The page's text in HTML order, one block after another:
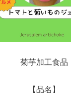
菊芋加工食品
【品名】